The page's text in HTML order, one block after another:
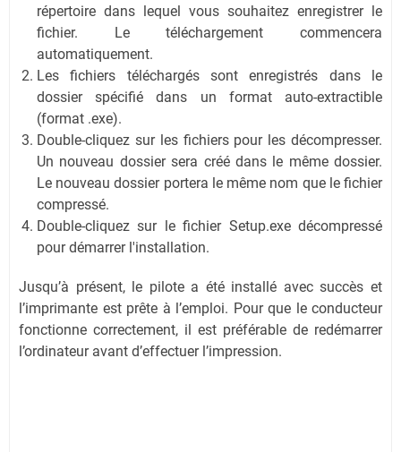
répertoire dans lequel vous souhaitez enregistrer le
fichier. Le téléchargement commencera
automatiquement.
Les fichiers téléchargés sont enregistrés dans le
dossier spécifié dans un format auto-extractible
(format .exe).
Double-cliquez sur les fichiers pour les décompresser.
Un nouveau dossier sera créé dans le même dossier.
Le nouveau dossier portera le même nom que le fichier
compressé.
Double-cliquez sur le fichier Setup.exe décompressé
pour démarrer l'installation.
Jusqu’à présent, le pilote a été installé avec succès et
l’imprimante est prête à l’emploi. Pour que le conducteur
fonctionne correctement, il est préférable de redémarrer
l’ordinateur avant d’effectuer l’impression.